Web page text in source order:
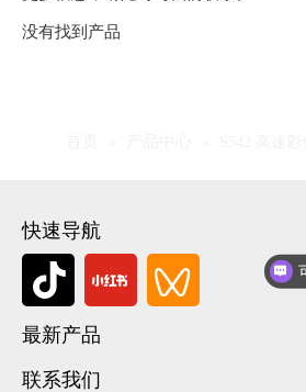
没有找到产品
快速导航
最新产品
联系我们